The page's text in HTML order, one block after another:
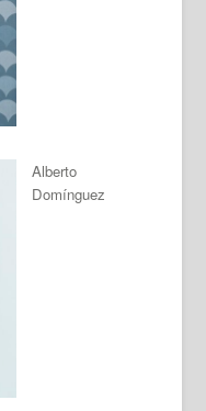
Alberto
Domínguez